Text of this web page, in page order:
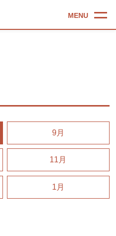
9月
11月
1月